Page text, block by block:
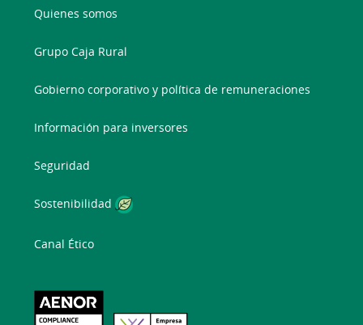
Quienes somos
Grupo Caja Rural
Gobierno corporativo y política de remuneraciones
Información para inversores
Seguridad
Sostenibilidad
Canal Ético